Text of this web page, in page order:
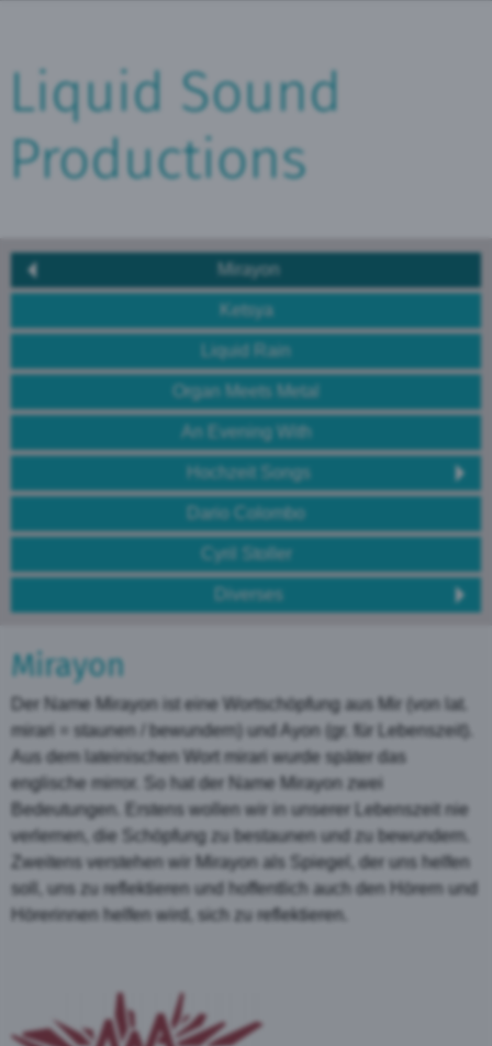
Liquid Sound
Productions
Mirayon
Ketsya
Liquid Rain
Organ Meets Metal
An Evening With
Hochzeit Songs
Dario Colombo
Cyril Stoller
Diverses
Mirayon
Der Name Mirayon ist eine Wortschöpfung aus Mir (von lat.
mirari = staunen / bewundern) und Ayon (gr. für Lebenszeit).
Aus dem lateinischen Wort mirari wurde später das
englische mirror. So hat der Name Mirayon zwei
Bedeutungen. Erstens wollen wir in unserer Lebenszeit nie
verlernen, die Schöpfung zu bestaunen und zu bewundern.
Zweitens verstehen wir Mirayon als Spiegel, der uns helfen
soll, uns zu reflektieren und hoffentlich auch den Hörern und
Hörerinnen helfen wird, sich zu reflektieren.